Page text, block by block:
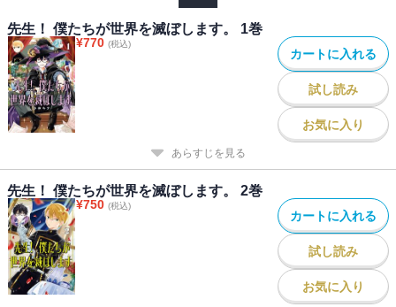
先生！ 僕たちが世界を滅ぼします。 1巻
¥770 (税込)
カートに入れる
試し読み
お気に入り
あらすじを見る
先生！ 僕たちが世界を滅ぼします。 2巻
¥750 (税込)
カートに入れる
試し読み
お気に入り